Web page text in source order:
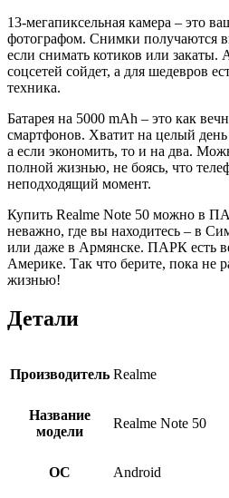
13-мегапиксельная камера – это
фотографом. Снимки получаются
если снимать котиков или закаты.
соцсетей сойдет, а для шедевров
техника.
Батарея на 5000 mAh – это как
смартфонов. Хватит на целый день
а если экономить, то и на два.
полной жизнью, не боясь, что
неподходящий момент.
Купить Realme Note 50 можно в
неважно, где вы находитесь – в
или даже в Армянске. ПАРК есть
Америке. Так что берите, пока не
жизнью!
Детали
Производитель Realme
Название
модели
Realme Note 50
ОС Android